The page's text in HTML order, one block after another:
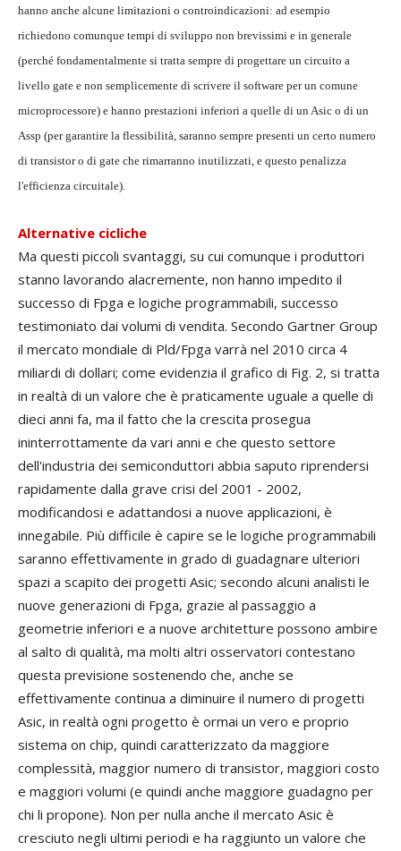
hanno anche alcune limitazioni o controindicazioni: ad esempio
richiedono comunque tempi di sviluppo non brevissimi e in generale
(perché fondamentalmente si tratta sempre di progettare un circuito a
livello gate e non semplicemente di scrivere il software per un comune
microprocessore) e hanno prestazioni inferiori a quelle di un Asic o di un
Assp (per garantire la flessibilità, saranno sempre presenti un certo numero
di transistor o di gate che rimarranno inutilizzati, e questo penalizza
l'efficienza circuitale).
Alternative cicliche
Ma questi piccoli svantaggi, su cui comunque i produttori
stanno lavorando alacremente, non hanno impedito il
successo di Fpga e logiche programmabili, successo
testimoniato dai volumi di vendita. Secondo Gartner Group
il mercato mondiale di Pld/Fpga varrà nel 2010 circa 4
miliardi di dollari; come evidenzia il grafico di Fig. 2, si tratta
in realtà di un valore che è praticamente uguale a quelle di
dieci anni fa, ma il fatto che la crescita prosegua
ininterrottamente da vari anni e che questo settore
dell'industria dei semiconduttori abbia saputo riprendersi
rapidamente dalla grave crisi del 2001 - 2002,
modificandosi e adattandosi a nuove applicazioni, è
innegabile. Più difficile è capire se le logiche programmabili
saranno effettivamente in grado di guadagnare ulteriori
spazi a scapito dei progetti Asic; secondo alcuni analisti le
nuove generazioni di Fpga, grazie al passaggio a
geometrie inferiori e a nuove architetture possono ambire
al salto di qualità, ma molti altri osservatori contestano
questa previsione sostenendo che, anche se
effettivamente continua a diminuire il numero di progetti
Asic, in realtà ogni progetto è ormai un vero e proprio
sistema on chip, quindi caratterizzato da maggiore
complessità, maggior numero di transistor, maggiori costo
e maggiori volumi (e quindi anche maggiore guadagno per
chi li propone). Non per nulla anche il mercato Asic è
cresciuto negli ultimi periodi e ha raggiunto un valore che